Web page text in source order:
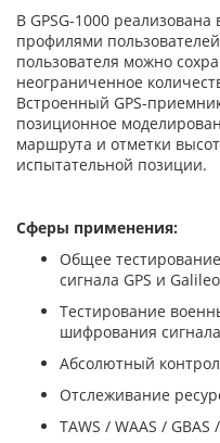
В GPSG-1000
профилями
пользователя можно
неограниченное
Встроенный GPS-
позиционное
маршрута и отметки
испытательной позиции.
Сферы применения:
Общее
сигнала GPS и
Тестирование
шифрования
Абсолютный
Отслеживание
TAWS / WAAS / GBAS